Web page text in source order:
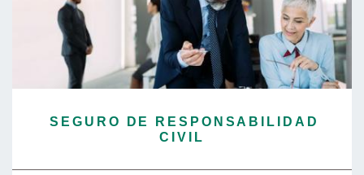
SEGURO DE RESPONSABILIDAD
CIVIL